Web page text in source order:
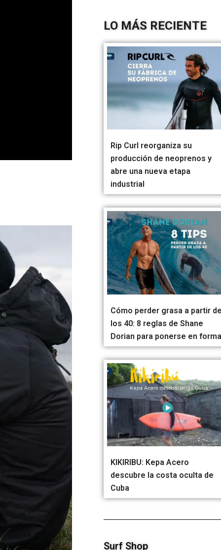
LO MÁS RECIENTE
Rip Curl reorganiza su
producción de neoprenos y
abre una nueva etapa
industrial
Cómo perder grasa a partir
los 40: 8 reglas de Shane
Dorian para ponerse en forma
KIKIRIBU: Kepa Acero
descubre la costa oculta de
Cuba
Surf Shop